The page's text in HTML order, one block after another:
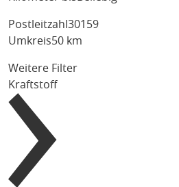
Postleitzahl
Umkreis50 km
Weitere Filter
Kraftstoff